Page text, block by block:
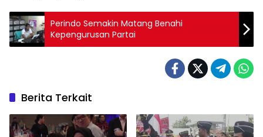
Perindo Semakin Matang Benahi
Kepengurusan Partai
Berita Terkait